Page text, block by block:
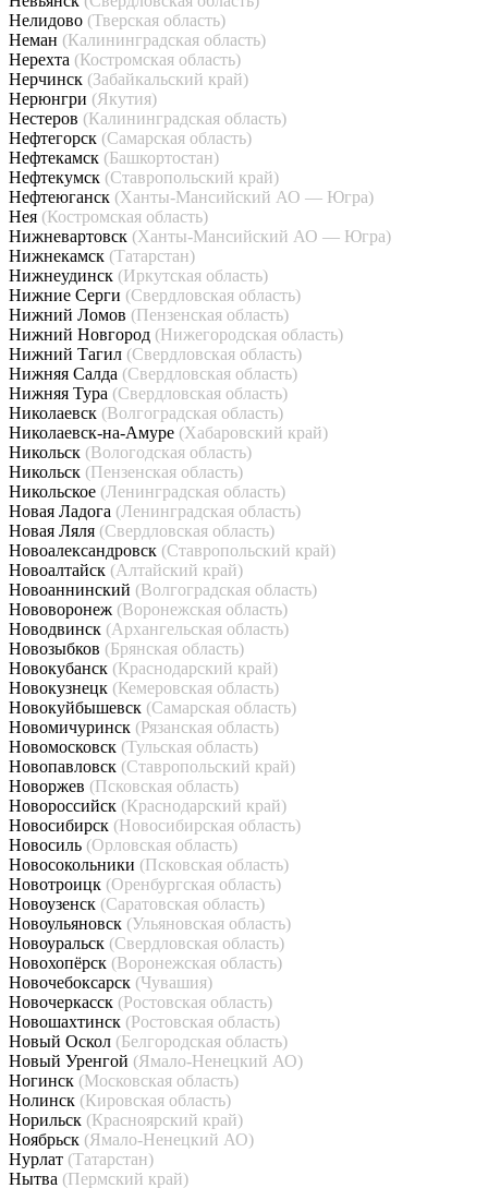
Нелидово (Тверская область)
Неман (Калининградская область)
Нерехта (Костромская область)
Нерчинск (Забайкальский край)
Нерюнгри (Якутия)
Нестеров (Калининградская область)
Нефтегорск (Самарская область)
Нефтекамск (Башкортостан)
Нефтекумск (Ставропольский край)
Нефтеюганск (Ханты-Мансийский АО — Югра)
Нея (Костромская область)
Нижневартовск (Ханты-Мансийский АО — Югра)
Нижнекамск (Татарстан)
Нижнеудинск (Иркутская область)
Нижние Серги (Свердловская область)
Нижний Ломов (Пензенская область)
Нижний Новгород (Нижегородская область)
Нижний Тагил (Свердловская область)
Нижняя Салда (Свердловская область)
Нижняя Тура (Свердловская область)
Николаевск (Волгоградская область)
Николаевск-на-Амуре (Хабаровский край)
Никольск (Вологодская область)
Никольск (Пензенская область)
Никольское (Ленинградская область)
Новая Ладога (Ленинградская область)
Новая Ляля (Свердловская область)
Новоалександровск (Ставропольский край)
Новоалтайск (Алтайский край)
Новоаннинский (Волгоградская область)
Нововоронеж (Воронежская область)
Новодвинск (Архангельская область)
Новозыбков (Брянская область)
Новокубанск (Краснодарский край)
Новокузнецк (Кемеровская область)
Новокуйбышевск (Самарская область)
Новомичуринск (Рязанская область)
Новомосковск (Тульская область)
Новопавловск (Ставропольский край)
Новоржев (Псковская область)
Новороссийск (Краснодарский край)
Новосибирск (Новосибирская область)
Новосиль (Орловская область)
Новосокольники (Псковская область)
Новотроицк (Оренбургская область)
Новоузенск (Саратовская область)
Новоульяновск (Ульяновская область)
Новоуральск (Свердловская область)
Новохопёрск (Воронежская область)
Новочебоксарск (Чувашия)
Новочеркасск (Ростовская область)
Новошахтинск (Ростовская область)
Новый Оскол (Белгородская область)
Новый Уренгой (Ямало-Ненецкий АО)
Ногинск (Московская область)
Нолинск (Кировская область)
Норильск (Красноярский край)
Ноябрьск (Ямало-Ненецкий АО)
Нурлат (Татарстан)
Нытва (Пермский край)